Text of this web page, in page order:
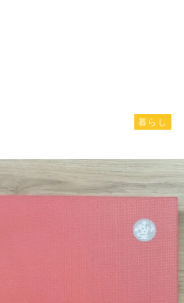
暮らし